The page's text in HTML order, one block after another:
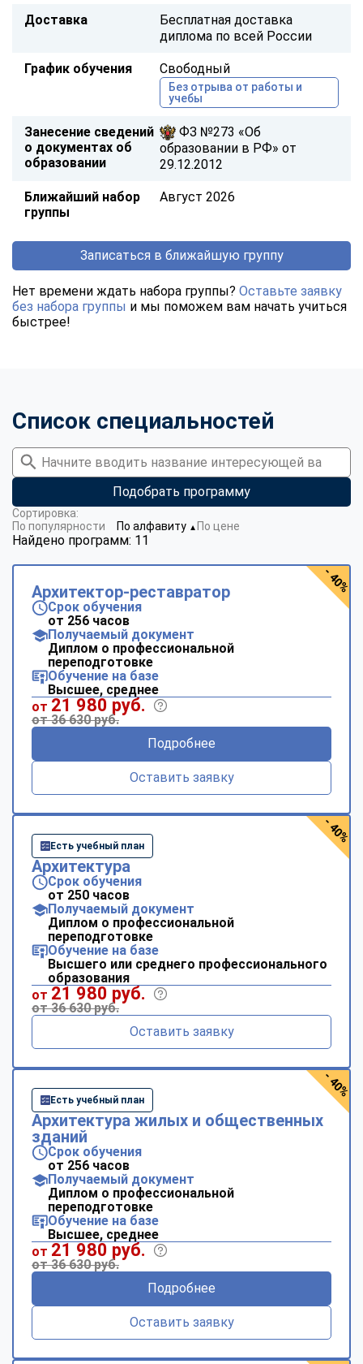
Доставка
Бесплатная доставка
диплома по всей России
График обучения Свободный
Без отрыва от работы и
учебы
Занесение сведений
о документах об
образовании
ФЗ №273 «Об
образовании в РФ» от
29.12.2012
Ближайший набор
группы
Август 2026
Записаться в ближайшую группу
Нет времени ждать набора группы? Оставьте заявку
без набора группы и мы поможем вам начать учиться
быстрее!
Список специальностей
Подобрать программу
Найдено программ: 11
Сортировка:
По популярности
По алфавиту ▼ По цене
Архитектор-реставратор
Срок обучения
от 256 часов
Получаемый документ
Диплом о профессиональной
переподготовке
Обучение на базе
Высшее, среднее
от 21 980 руб.
от 36 630 руб.
Подробнее
Оставить заявку
- 40%
Есть учебный план
Архитектура
Срок обучения
от 250 часов
Получаемый документ
Диплом о профессиональной
переподготовке
Обучение на базе
Высшего или среднего профессионального
образования
от 21 980 руб.
от 36 630 руб.
Оставить заявку
- 40%
Есть учебный план
Архитектура жилых и общественных
зданий
Срок обучения
от 256 часов
Получаемый документ
Диплом о профессиональной
переподготовке
Обучение на базе
Высшее, среднее
от 21 980 руб.
от 36 630 руб.
Подробнее
Оставить заявку
- 40%